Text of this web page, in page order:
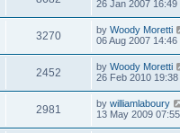
26 Jan 2007 16:49
3270 by Woody Moretti
06 Aug 2007 14:46
2452 by Woody Moretti
26 Feb 2010 19:38
2981 by williamlaboury
13 May 2009 07:55